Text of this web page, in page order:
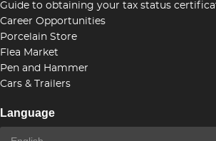
Guide to obtaining your tax status
Career Opportunities
Porcelain Store
Flea Market
Pen and Hammer
Cars & Trailers
Language